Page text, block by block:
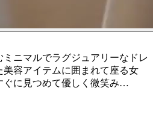
ニマルでラグジュアリーなドレ
容アイテムに囲まれて座る女
ぐに見つめて優しく微笑み…